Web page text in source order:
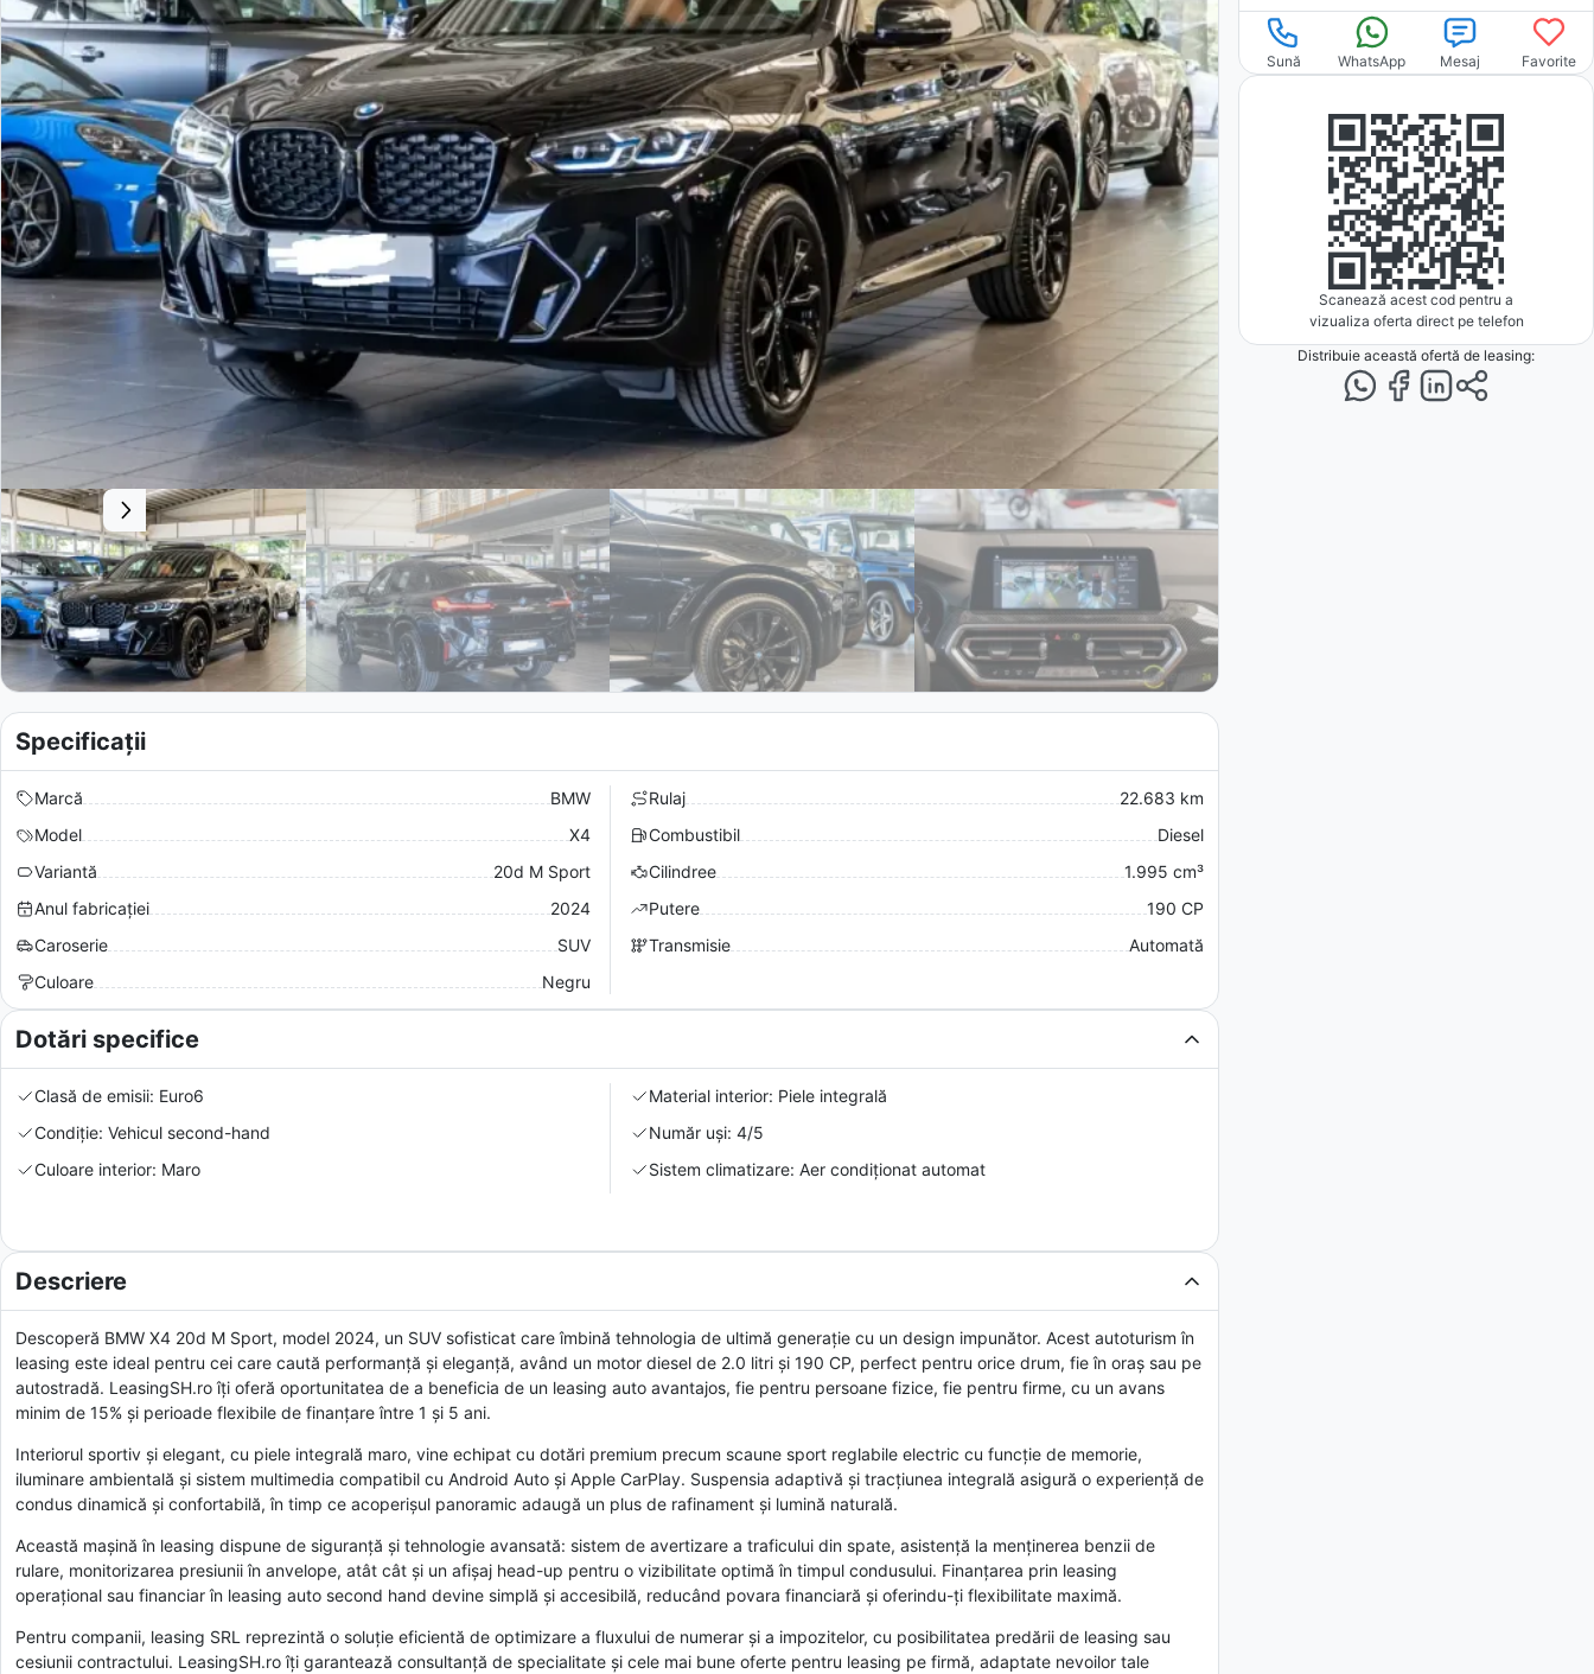
Sună WhatsApp Mesaj Favorite
Scanează acest cod pentru a
vizualiza oferta direct pe telefon
Distribuie această ofertă de leasing:
Specificații
Marcă
BMW
Model
X4
Variantă
20d M Sport
Anul fabricației
2024
Caroserie
SUV
Culoare
Negru
Rulaj
22.683 km
Combustibil
Diesel
Cilindree
1.995 cm³
Putere
190 CP
Transmisie
Automată
Dotări specifice
Clasă de emisii: Euro6
Condiție: Vehicul second-hand
Culoare interior: Maro
Material interior: Piele integrală
Număr uși: 4/5
Sistem climatizare: Aer condiționat automat
Descriere
Descoperă BMW X4 20d M Sport, model 2024, un SUV sofisticat care îmbină tehnologia de ultimă generație cu un design impunător. Acest autoturism în
leasing este ideal pentru cei care caută performanță și eleganță, având un motor diesel de 2.0 litri și 190 CP, perfect pentru orice drum, fie în oraș sau pe
autostradă. LeasingSH.ro îți oferă oportunitatea de a beneficia de un leasing auto avantajos, fie pentru persoane fizice, fie pentru firme, cu un avans
minim de 15% și perioade flexibile de finanțare între 1 și 5 ani.
Interiorul sportiv și elegant, cu piele integrală maro, vine echipat cu dotări premium precum scaune sport reglabile electric cu funcție de memorie,
iluminare ambientală și sistem multimedia compatibil cu Android Auto și Apple CarPlay. Suspensia adaptivă și tracțiunea integrală asigură o experiență de
condus dinamică și confortabilă, în timp ce acoperișul panoramic adaugă un plus de rafinament și lumină naturală.
Această mașină în leasing dispune de siguranță și tehnologie avansată: sistem de avertizare a traficului din spate, asistență la menținerea benzii de
rulare, monitorizarea presiunii în anvelope, atât cât și un afișaj head-up pentru o vizibilitate optimă în timpul condusului. Finanțarea prin leasing
operațional sau financiar în leasing auto second hand devine simplă și accesibilă, reducând povara financiară și oferindu-ți flexibilitate maximă.
Pentru companii, leasing SRL reprezintă o soluție eficientă de optimizare a fluxului de numerar și a impozitelor, cu posibilitatea predării de leasing sau
cesiunii contractului. LeasingSH.ro îți garantează consultanță de specialitate și cele mai bune oferte pentru leasing pe firmă, adaptate nevoilor tale